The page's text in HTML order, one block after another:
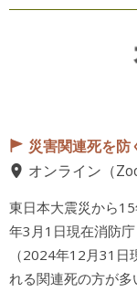
災害関連死を防
オンライン（
東日本大震災から
年3月1日現在消防
（2024年12月31
れる関連死の方が